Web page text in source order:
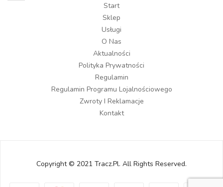
Start
Sklep
Usługi
O Nas
Aktualności
Polityka Prywatności
Regulamin
Regulamin Programu Lojalnościowego
Zwroty I Reklamacje
Kontakt
Copyright © 2021 Tracz.pl. All Rights Reserved.